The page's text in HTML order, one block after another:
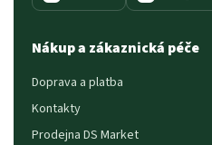
Nákup a zákaznická péče
Doprava a platba
Kontakty
Prodejna DS Market